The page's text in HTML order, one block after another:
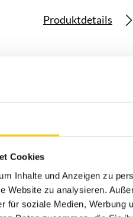
Cookies
Inhalte und Anzeigen zu
Website zu analysieren.
für soziale Medien, Werbung
Produktdetails